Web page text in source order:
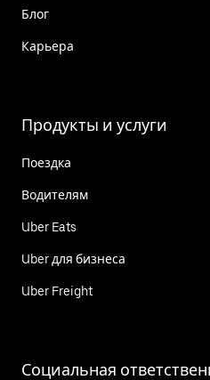
Блог
Карьера
Продукты и услуги
Поездка
Водителям
Uber Eats
Uber для бизнеса
Uber Freight
Социальная